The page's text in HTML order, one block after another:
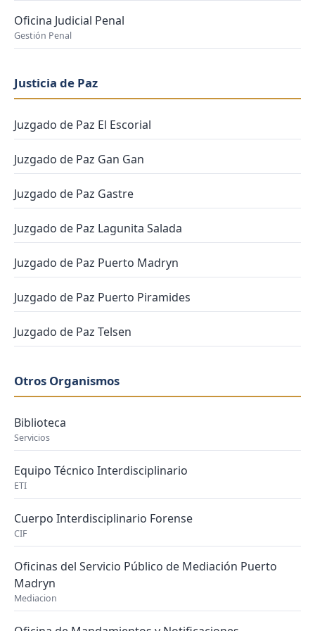
Oficina Judicial Penal
Gestión Penal
Justicia de Paz
Juzgado de Paz El Escorial
Juzgado de Paz Gan Gan
Juzgado de Paz Gastre
Juzgado de Paz Lagunita Salada
Juzgado de Paz Puerto Madryn
Juzgado de Paz Puerto Piramides
Juzgado de Paz Telsen
Otros Organismos
Biblioteca
Servicios
Equipo Técnico Interdisciplinario
ETI
Cuerpo Interdisciplinario Forense
CIF
Oficinas del Servicio Público de Mediación Puerto
Madryn
Mediacion